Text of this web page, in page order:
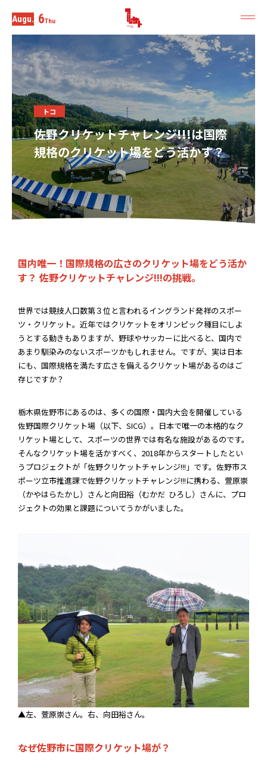
Augu. 6Thu
トコ
佐野クリケットチャレンジ!!!は国際
規格のクリケット場をどう活かす？
国内唯一！国際規格の広さのクリケット場をどう活か
す？ 佐野クリケットチャレンジ!!!の挑戦。
世界では競技人口数第３位と言われるイングランド発祥のスポー
ツ・クリケット。近年ではクリケットをオリンピック種目にしよ
うとする動きもありますが、野球やサッカーに比べると、国内で
あまり馴染みのないスポーツかもしれません。ですが、実は日本
にも、国際規格を満たす広さを備えるクリケット場があるのはご
存じですか？
栃木県佐野市にあるのは、多くの国際・国内大会を開催している
佐野国際クリケット場（以下、SICG）。日本で唯一の本格的なク
リケット場として、スポーツの世界では有名な施設があるのです。
そんなクリケット場を活かすべく、2018年からスタートしたとい
うプロジェクトが「佐野クリケットチャレンジ!!!」です。佐野市ス
ポーツ立市推進課で佐野クリケットチャレンジ!!!に携わる、萱原崇
（かやはらたかし）さんと向田裕（むかだ ひろし）さんに、プロ
ジェクトの効果と課題についてうかがいました。
▲左、 萱原崇さん。右、向田裕さん。
なぜ佐野市に国際クリケット場が？